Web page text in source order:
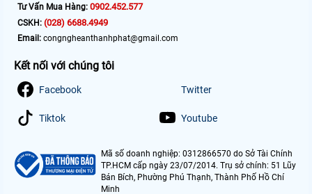
Tư Vấn Mua Hàng: 0902.452.577
CSKH: (028) 6688.4949
Email: congngheanthanhphat@gmail.com
Kết nối với chúng tôi
Facebook Twitter
Tiktok Youtube
Mã số doanh nghiệp: 0312866570 do Sở Tài Chính
TP.HCM cấp ngày 23/07/2014. Trụ sở chính: 51 Lũy
Bán Bích, Phường Phú Thạnh, Thành Phố Hồ Chí
Minh